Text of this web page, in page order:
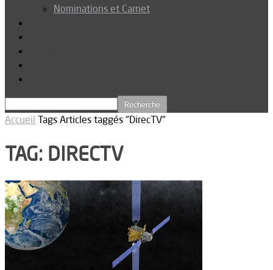
Nominations et Carnet
Accueil Tags Articles taggés "DirecTV"
TAG: DIRECTV